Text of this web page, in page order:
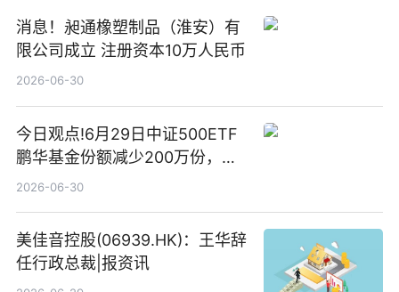
消息！昶通橡塑制品（淮安）有
限公司成立 注册资本10万人民币
2026-06-30
今日观点!6月29日中证500ETF
鹏华基金份额减少200万份，重
仓股亨通光电、赤峰黄金、佰维
2026-06-30
美佳音控股(06939.HK)：王华辞
任行政总裁|报资讯